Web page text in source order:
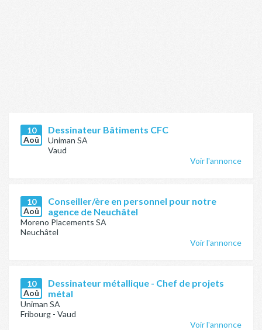
10
Aoû
Dessinateur Bâtiments CFC
Uniman SA
Vaud
Voir l'annonce
10
Aoû
Conseiller/ère en personnel pour notre
agence de Neuchâtel
Moreno Placements SA
Neuchâtel
Voir l'annonce
10
Aoû
Dessinateur métallique - Chef de projets
métal
Uniman SA
Fribourg - Vaud
Voir l'annonce